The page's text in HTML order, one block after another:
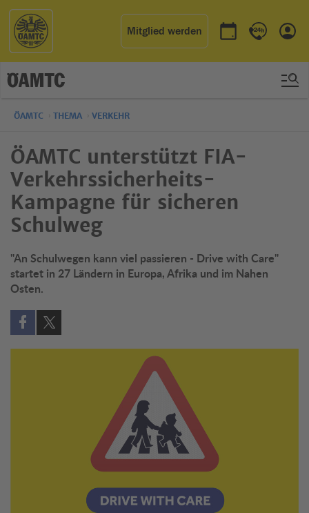
Mitglied werden
Termin buchen
Kontakt &
ÖAMTC THEMA VERKEHR
ÖAMTC unterstützt FIA-
Verkehrssicherheits-
Kampagne für sicheren
Schulweg
"An Schulwegen kann viel passieren - Drive with Care"
startet in 27 Ländern in Europa, Afrika und im Nahen
Osten.
Auf Facebook teilen (öffnet in neuem Fenster)
Auf X teilen (öffnet in neuem Fenster)